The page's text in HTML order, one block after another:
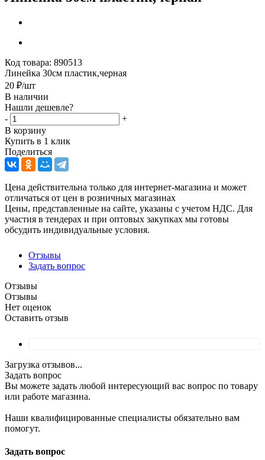
Код товара: 890513
Линейка 30см пластик,черная
20 ₽/шт
В наличии
Нашли дешевле?
-
+
В корзину
Купить в 1 клик
Поделиться
Цена действительна только для интернет-магазина и может
отличаться от цен в розничных магазинах
Цены, представленные на сайте, указаны с учетом НДС. Для
участия в тендерах и при оптовых закупках мы готовы
обсудить индивидуальные условия.
Отзывы
Задать вопрос
Отзывы
Отзывы
Нет оценок
Оставить отзыв
Загрузка отзывов...
Задать вопрос
Вы можете задать любой интересующий вас вопрос по товару
или работе магазина.
Наши квалифицированные специалисты обязательно вам
помогут.
Задать вопрос